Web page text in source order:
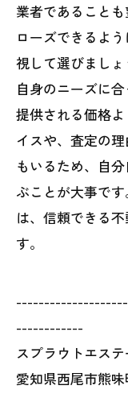
業者であること
ローズできるよ
視して選びまし
自身のニーズに
提供される価格
イスや、査定の
もいるため、自
ぶことが大事で
は、信頼できる
す。
------------
スプラウトエス
愛知県西尾市熊